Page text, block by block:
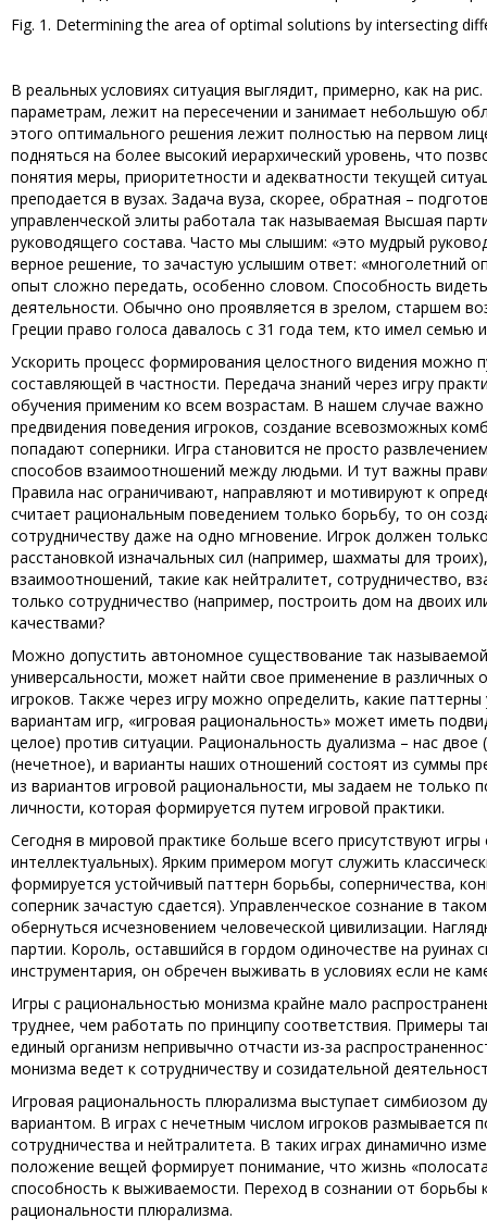
Fig. 1. Determining the area of optimal solutions by intersecting
В реальных условиях ситуация выглядит, примерно, как на
параметрам, лежит на пересечении и занимает небольшую
этого оптимального решения лежит полностью на первом
подняться на более высокий иерархический уровень, что
понятия меры, приоритетности и адекватности текущей
преподается в вузах. Задача вуза, скорее, обратная –
управленческой элиты работала так называемая Высшая
руководящего состава. Часто мы слышим: «это мудрый
верное решение, то зачастую услышим ответ: «многолетний
опыт сложно передать, особенно словом. Способность
деятельности. Обычно оно проявляется в зрелом, старшем
Греции право голоса давалось с 31 года тем, кто имел
Ускорить процесс формирования целостного видения можно
составляющей в частности. Передача знаний через игру
обучения применим ко всем возрастам. В нашем случае
предвидения поведения игроков, создание всевозможных
попадают соперники. Игра становится не просто
способов взаимоотношений между людьми. И тут важны
Правила нас ограничивают, направляют и мотивируют к
считает рациональным поведением только борьбу, то он
сотрудничеству даже на одно мгновение. Игрок должен
расстановкой изначальных сил (например, шахматы для
взаимоотношений, такие как нейтралитет, сотрудничество,
только сотрудничество (например, построить дом на двоих
качествами?
Можно допустить автономное существование так
универсальности, может найти свое применение в
игроков. Также через игру можно определить, какие
вариантам игр, «игровая рациональность» может иметь
целое) против ситуации. Рациональность дуализма – нас
(нечетное), и варианты наших отношений состоят из суммы
из вариантов игровой рациональности, мы задаем не только
личности, которая формируется путем игровой практики.
Сегодня в мировой практике больше всего присутствуют
интеллектуальных). Ярким примером могут служить
формируется устойчивый паттерн борьбы, соперничества,
соперник зачастую сдается). Управленческое сознание в
обернуться исчезновением человеческой цивилизации.
партии. Король, оставшийся в гордом одиночестве на руинах
инструментария, он обречен выживать в условиях если не
Игры с рациональностью монизма крайне мало
труднее, чем работать по принципу соответствия. Примеры
единый организм непривычно отчасти из-за
монизма ведет к сотрудничеству и созидательной
Игровая рациональность плюрализма выступает симбиозом
вариантом. В играх с нечетным числом игроков
сотрудничества и нейтралитета. В таких играх динамично
положение вещей формирует понимание, что жизнь
способность к выживаемости. Переход в сознании от
рациональности плюрализма.